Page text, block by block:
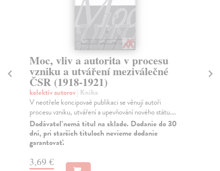
Moc, vliv a autorita v procesu
vzniku a utváření meziválečné
ČSR (1918-1921)
kolektív autorov| Kniha
V neotřele koncipovaé publikaci se věnují autoři
procesu vzniku, utváření a upevňování nového státu....
Dodávateľ nemá titul na sklade. Dodanie do 30
dní, pri starších tituloch nevieme dodanie
garantovať.
3,69 €